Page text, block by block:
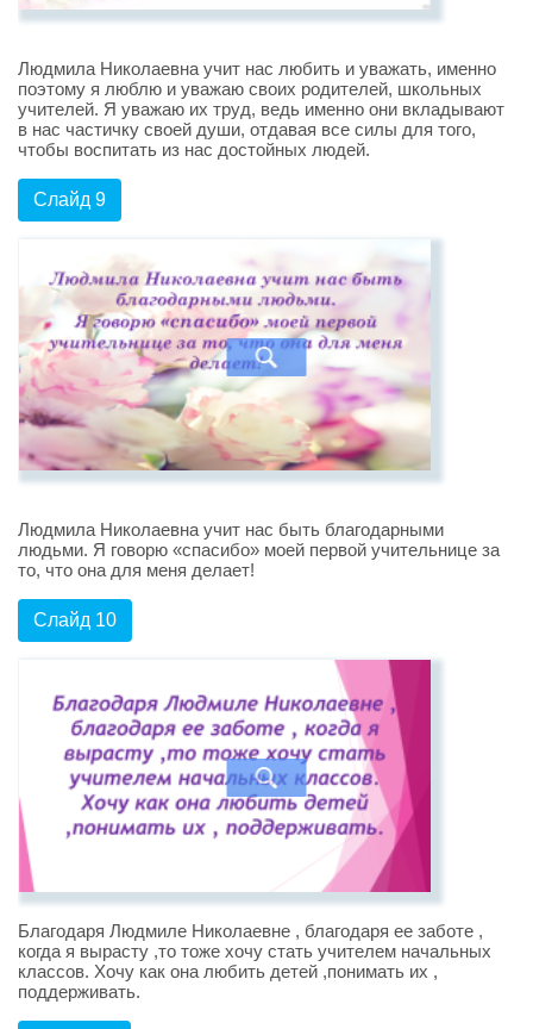
Людмила Николаевна учит нас любить и уважать, именно
поэтому я люблю и уважаю своих родителей, школьных
учителей. Я уважаю их труд, ведь именно они вкладывают
в нас частичку своей души, отдавая все силы для того,
чтобы воспитать из нас достойных людей.
Слайд 9
Людмила Николаевна учит нас быть благодарными
людьми. Я говорю «спасибо» моей первой учительнице за
то, что она для меня делает!
Слайд 10
Благодаря Людмиле Николаевне , благодаря ее заботе ,
когда я вырасту ,то тоже хочу стать учителем начальных
классов. Хочу как она любить детей ,понимать их ,
поддерживать.